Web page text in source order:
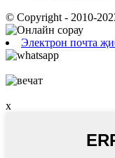
© Copyright - 2010-
Электрон почта
x